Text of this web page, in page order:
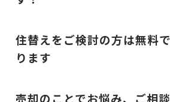
住替えをご検討の方は無料
ります
売却のことでお悩み、ご相